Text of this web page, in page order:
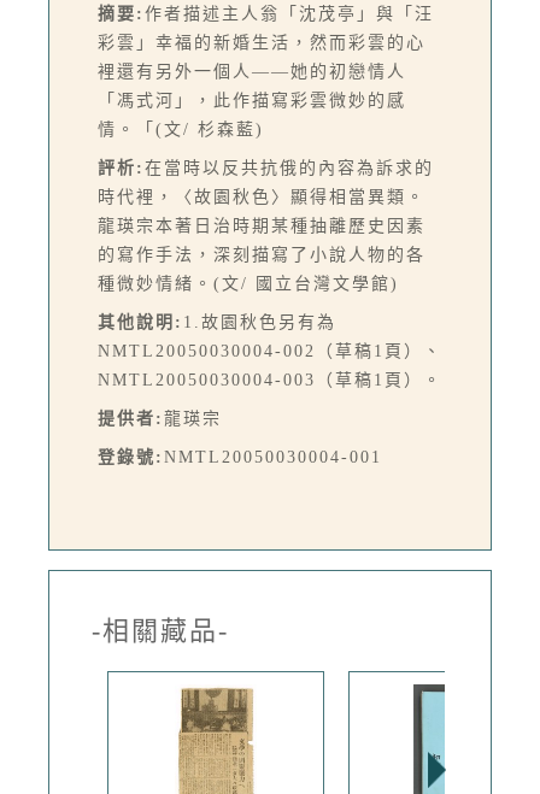
摘要: 作者描述主人翁「沈茂亭」與「汪
彩雲」幸福的新婚生活，然而彩雲的心
裡還有另外一個人——她的初戀情人
「馮式河」，此作描寫彩雲微妙的感
情。「(文/ 杉森藍)
評析: 在當時以反共抗俄的內容為訴求的
時代裡，〈故園秋色〉顯得相當異類。
龍瑛宗本著日治時期某種抽離歷史因素
的寫作手法，深刻描寫了小說人物的各
種微妙情緒。(文/ 國立台灣文學館)
其他說明: 1.故園秋色另有為
NMTL20050030004-002（草稿1頁）、
NMTL20050030004-003（草稿1頁）。
提供者: 龍瑛宗
登錄號: NMTL20050030004-001
-相關藏品-